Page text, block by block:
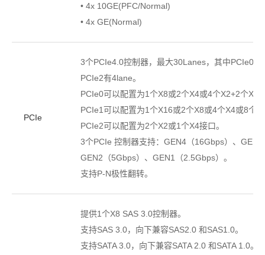
• 4x 10GE(PFC/Normal)
• 4x GE(Normal)
PCIe
3个PCIe4.0控制器，最大30Lanes，其中PCIe0
PCIe2有4lane。
PCIe0可以配置为1个X8或2个X4或4个X2+2个X1
PCIe1可以配置为1个X16或2个X8或4个X4或8个
PCIe2可以配置为2个X2或1个X4接口。
3个PCIe 控制器支持：GEN4（16Gbps）、
GEN2（5Gbps）、GEN1（2.5Gbps）。
支持P-N极性翻转。
提供1个X8 SAS 3.0控制器。
支持SAS 3.0，向下兼容SAS2.0 和SAS1.0。
支持SATA 3.0，向下兼容SATA 2.0 和SATA 1.0。